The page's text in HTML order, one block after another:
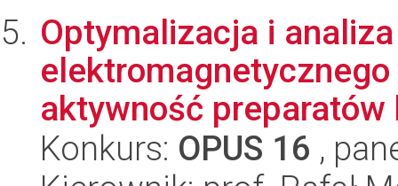
Optymalizacja i
aktywność preparatów
Konkurs: OPUS 16 ,